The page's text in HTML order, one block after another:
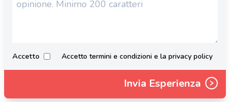
Accetto Accetto termini e condizioni e la privacy policy
Invia Esperienza